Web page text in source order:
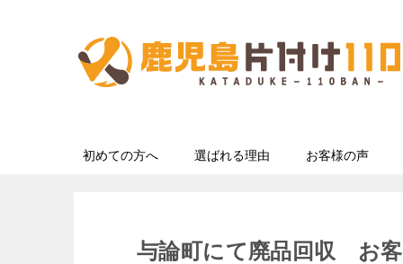
初めての方へ 選ばれる理由 お客様の声
与論町にて廃品回収 お